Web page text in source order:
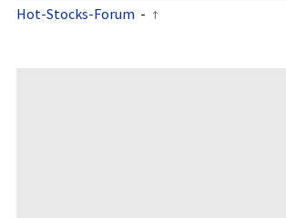
Hot-Stocks-Forum -